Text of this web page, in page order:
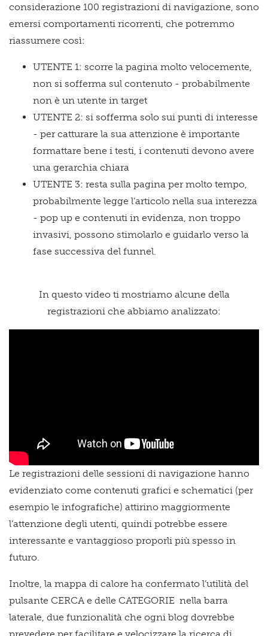
considerazione 100 registrazioni di navigazione, sono
emersi comportamenti ricorrenti, che potremmo
riassumere così:
UTENTE 1: scorre la pagina molto velocemente,
non si sofferma sul contenuto - probabilmente
non è un utente in target
UTENTE 2: si sofferma solo sui punti di interesse
- per catturare la sua attenzione è importante
formattare bene i testi, i contenuti devono avere
una gerarchia chiara
UTENTE 3: resta sulla pagina per molto tempo,
probabilmente legge l’articolo nella sua interezza
- pop up e contenuti in evidenza, non troppo
invasivi, possono stimolarlo e guidarlo verso la
fase successiva del funnel.
In questo video ti mostriamo alcune della
registrazioni che abbiamo analizzato:
Le registrazioni delle sessioni di navigazione hanno
evidenziato come contenuti grafici e schematici (per
esempio le infografiche) attirino maggiormente
l’attenzione degli utenti, quindi potrebbe essere
interessante e vantaggioso proporli più spesso in
futuro.
Inoltre, la mappa di calore ha confermato l’utilità del
pulsante CERCA e delle CATEGORIE nella barra
laterale, due funzionalità che ogni blog dovrebbe